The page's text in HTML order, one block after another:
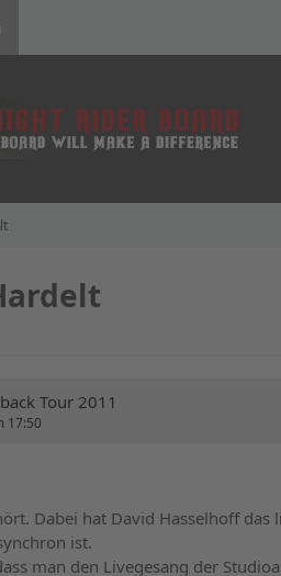
Tour 2011
17:50
Dabei hat David Hasselhoff
ist.
man den Livegesang der